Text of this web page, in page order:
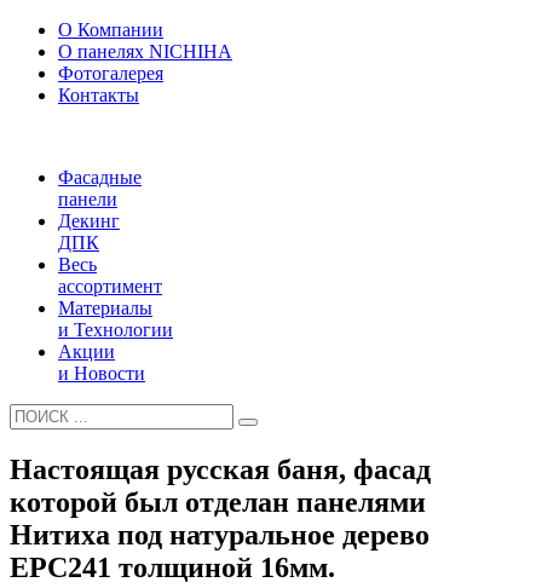
О Компании
О панелях NICHIHA
Фотогалерея
Контакты
Фасадные
панели
Декинг
ДПК
Весь
ассортимент
Материалы
и Технологии
Акции
и Новости
Настоящая русская баня, фасад
которой был отделан панелями
Нитиха под натуральное дерево
EPC241 толщиной 16мм.